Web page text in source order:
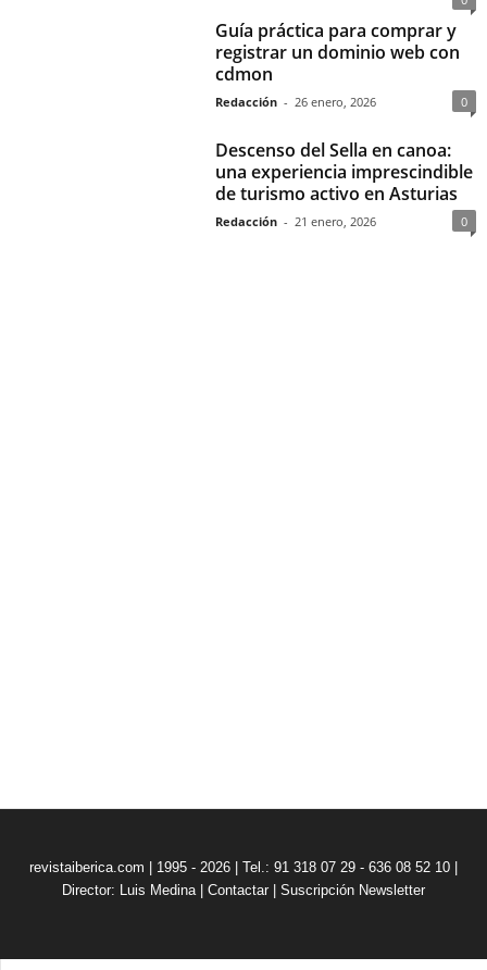
Guía práctica para comprar y
registrar un dominio web con
cdmon
Redacción - 26 enero, 2026 0
Descenso del Sella en canoa:
una experiencia imprescindible
de turismo activo en Asturias
Redacción - 21 enero, 2026 0
revistaiberica.com | 1995 - 2026 | Tel.: 91 318 07 29 - 636 08 52 10 |
Director: Luis Medina| Contactar Suscripción Newsletter